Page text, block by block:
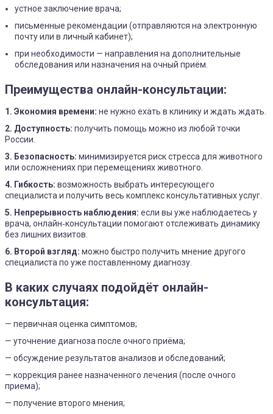
устное заключение врача;
письменные рекомендации (отправляются на электронную
почту или в личный кабинет);
при необходимости — направления на дополнительные
обследования или назначения на очный приём.
Преимущества онлайн-консультации:
1. Экономия времени: не нужно ехать в клинику и ждать ждать.
2. Доступность: получить помощь можно из любой точки
России.
3. Безопасность: минимизируется риск стресса для животного
или осложнениях при перемещениях животного.
4. Гибкость: возможность выбрать интересующего
специалиста и получить весь комплекс консультативных услуг.
5. Непрерывность наблюдения: если вы уже наблюдаетесь у
врача, онлайн‑консультации помогают отслеживать динамику
без лишних визитов.
6. Второй взгляд: можно быстро получить мнение другого
специалиста по уже поставленному диагнозу.
В каких случаях подойдёт онлайн-
консультация:
— первичная оценка симптомов;
— уточнение диагноза после очного приёма;
— обсуждение результатов анализов и обследований;
— коррекция ранее назначенного лечения (после очного
приема);
— получение второго мнения;